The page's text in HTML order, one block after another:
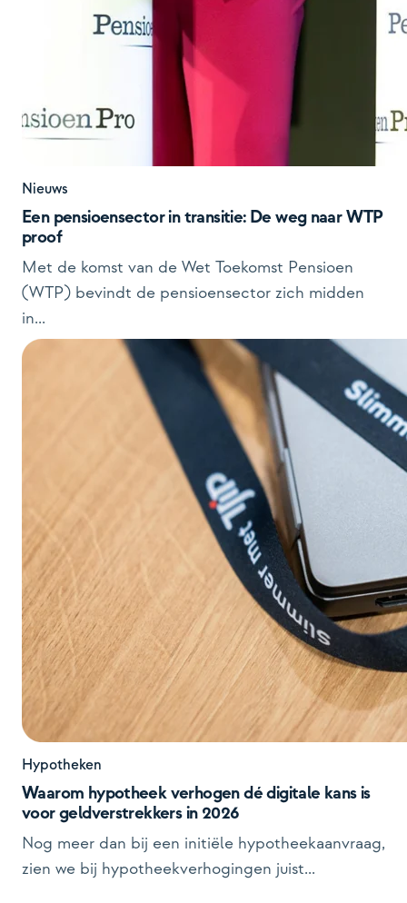
Nieuws
Een pensioensector in transitie: De weg naar WTP
proof
Met de komst van de Wet Toekomst Pensioen
(WTP) bevindt de pensioensector zich midden
in...
Hypotheken
Waarom hypotheek verhogen dé digitale kans is
voor geldverstrekkers in 2026
Nog meer dan bij een initiële hypotheekaanvraag,
zien we bij hypotheekverhogingen juist...